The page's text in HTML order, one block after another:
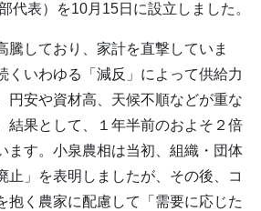
代表）を10月15日に設立しました。
騰しており、家計を直撃していま
くいわゆる「減反」によって供給力
円安や資材高、天候不順などが重な
結果として、１年半前のおよそ２倍
ます。小泉農相は当初、組織・団体
止」を表明しましたが、その後、コ
抱く農家に配慮して「需要に応じた